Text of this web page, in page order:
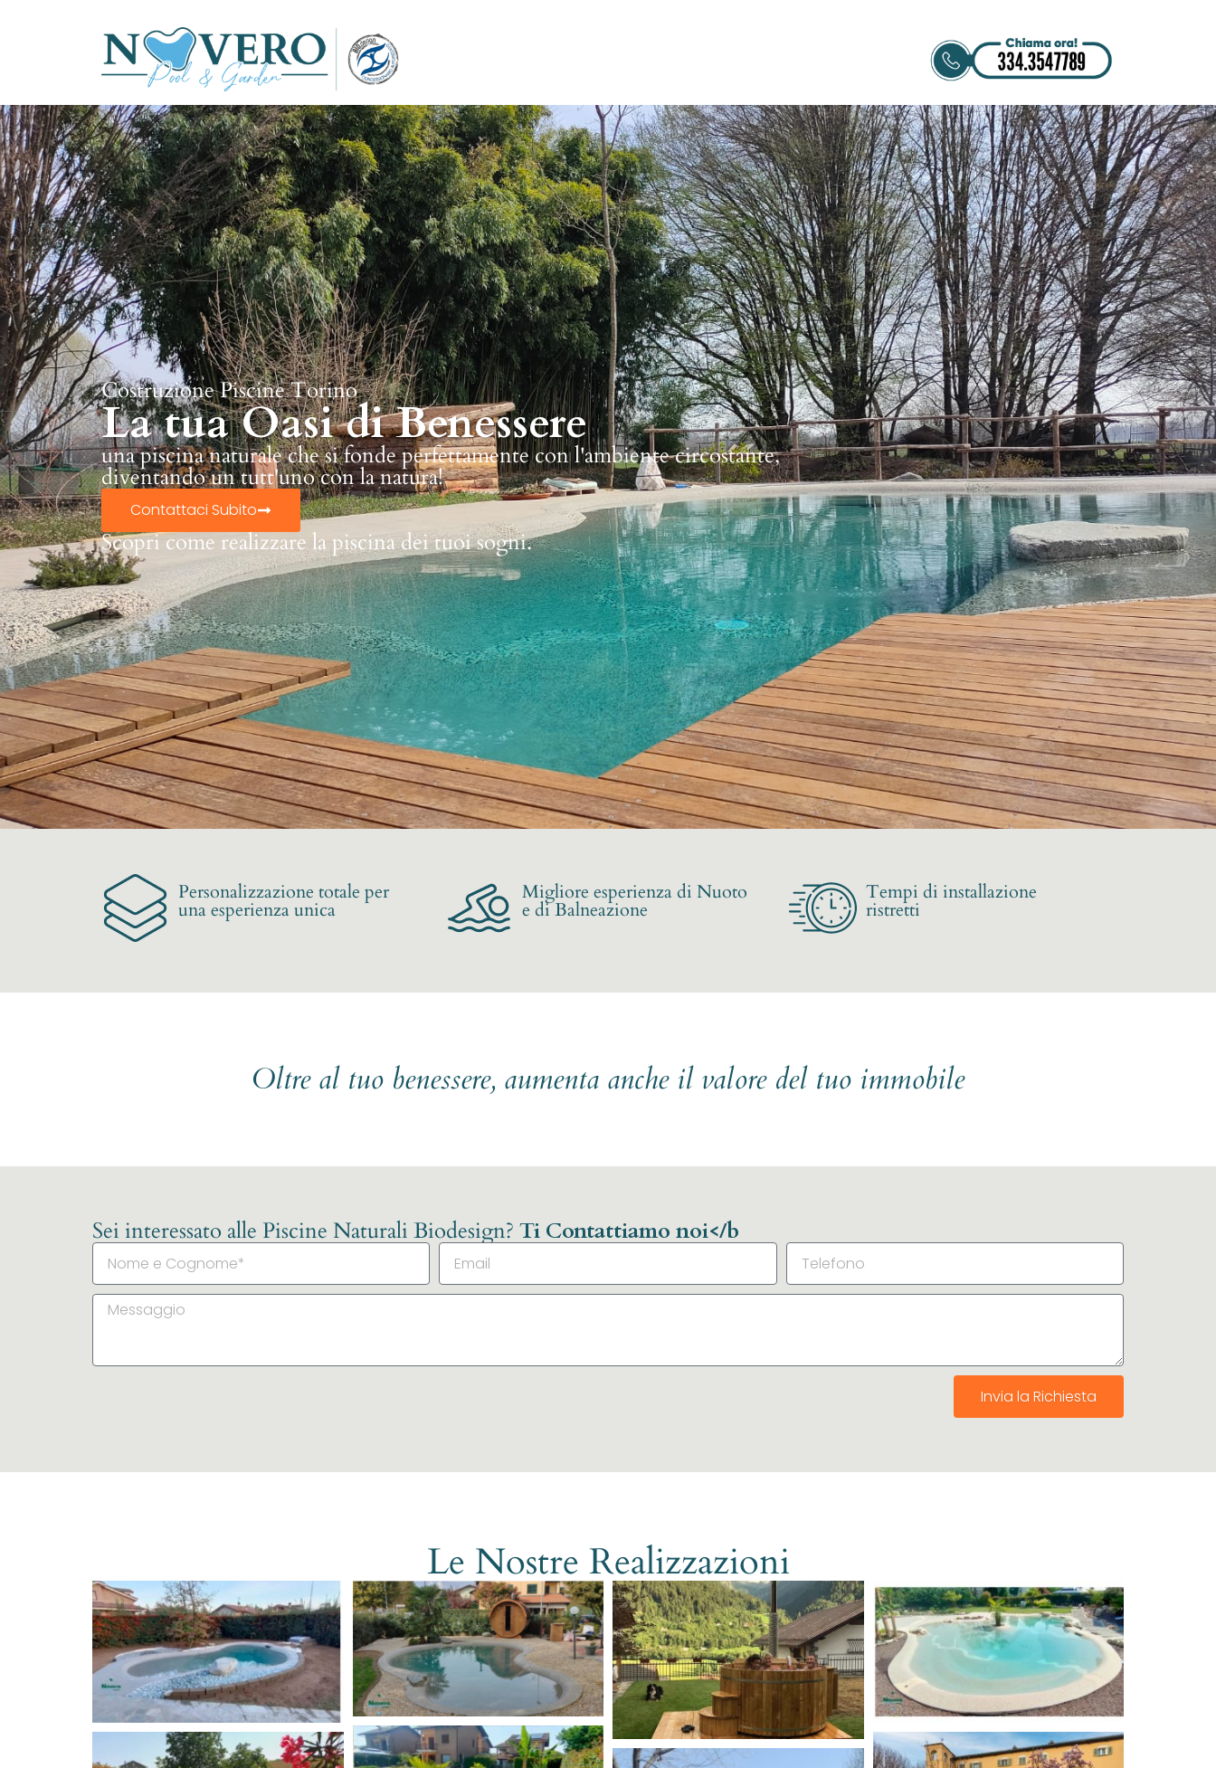
Costruzione Piscine Torino
La tua Oasi di Benessere
una piscina naturale che si fonde perfettamente con l'ambiente circostante,
diventando un tutt'uno con la natura!
Contattaci Subito
Scopri come realizzare la piscina dei tuoi sogni.
Personalizzazione totale per
una esperienza unica
Migliore esperienza di Nuoto
e di Balneazione
Tempi di installazione
ristretti
Oltre al tuo benessere, aumenta anche il valore del tuo immobile
Sei interessato alle Piscine Naturali Biodesign? Ti Contattiamo noi</b
Invia la Richiesta
Le Nostre Realizzazioni